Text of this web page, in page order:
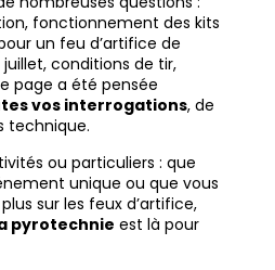
fonctionnement des kits
un feu d’artifice de
conditions de tir,
page a été pensée
vos interrogations, de
technique.
ou particuliers : que
unique ou que vous
sur les feux d’artifice,
pyrotechnie est là pour